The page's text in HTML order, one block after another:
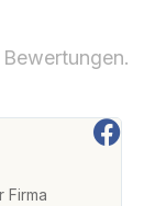
Firma